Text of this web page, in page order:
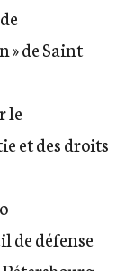
» de Saint
le
et des droits
de défense